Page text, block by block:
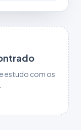
estudo com os